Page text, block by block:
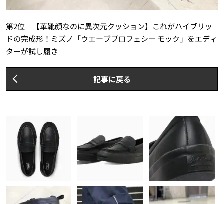
第2位 【革靴顔なのに異次元クッション】これがハイブリッ
ドの完成形！ミズノ「ウエーブプロフェシー モック」をエディ
ターが試し履き
記事に戻る